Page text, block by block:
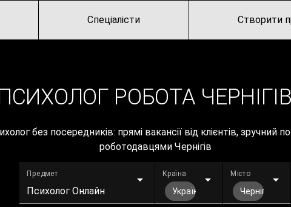
Спеціалісти Створити
РОБОТА
без посередників: прямі вакансії від клієнтів, зручний
роботодавцями Чернігів
Предмет
Психолог Онлайн
Країна
Україна
Місто
Чернігів